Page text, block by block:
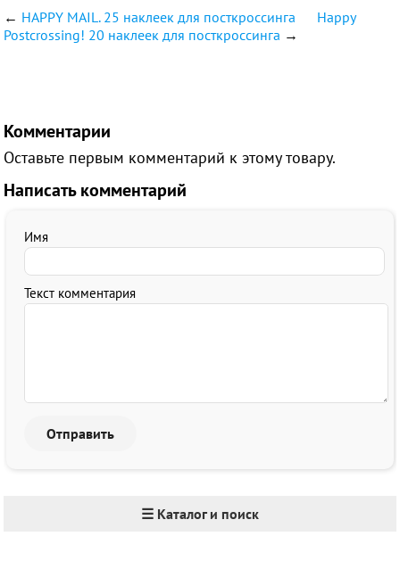
← HAPPY MAIL. 25 наклеек для посткроссинга
Happy
Postcrossing! 20 наклеек для посткроссинга →
Комментарии
Оставьте первым комментарий к этому товару.
Написать комментарий
Имя
Текст комментария
☰ Каталог и поиск